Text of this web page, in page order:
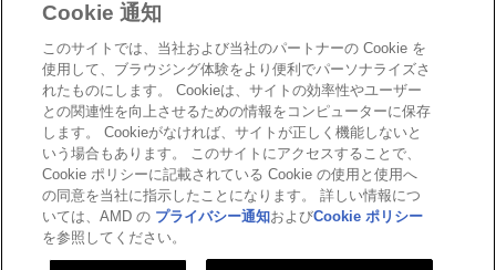
お問い合わせ
Copyright
プライバシーポリシー
Cookieポリシー
商標について
法人向けサイトへ
Cookie 通知
このサイトでは、当社および当社のパートナーの Cookie を
使用して、ブラウジング体験をより便利でパーソナライズさ
れたものにします。 Cookieは、サイトの効率性やユーザー
との関連性を向上させるための情報をコンピューターに保存
します。 Cookieがなければ、サイトが正しく機能しないと
いう場合もあります。 このサイトにアクセスすることで、
Cookie ポリシーに記載されている Cookie の使用と使用へ
の同意を当社に指示したことになります。 詳しい情報につ
いては、AMD の プライバシー通知およびCookie ポリシー
を参照してください。